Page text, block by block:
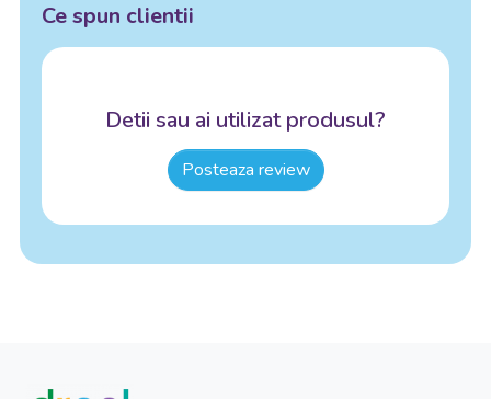
Ce spun clientii
Detii sau ai utilizat produsul?
Posteaza review